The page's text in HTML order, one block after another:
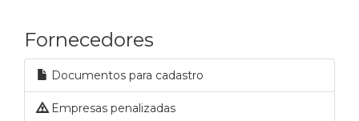
Fornecedores
Documentos para cadastro
Empresas penalizadas